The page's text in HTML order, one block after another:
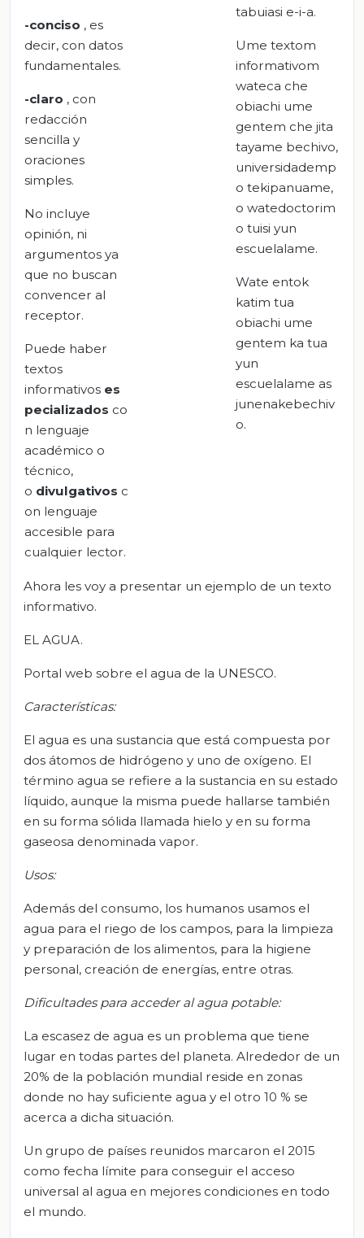
-conciso , es
decir, con datos
fundamentales.
-claro , con
redacción
sencilla y
oraciones
simples.
No incluye
opinión, ni
argumentos ya
que no buscan
convencer al
receptor.
Puede haber
textos
informativos es
pecializados co
n lenguaje
académico o
técnico,
o divulgativos c
on lenguaje
accesible para
cualquier lector.
tabuiasi e-i-a.
Ume textom
informativom
wateca che
obiachi ume
gentem che jita
tayame bechivo,
universidademp
o tekipanuame,
o watedoctorim
o tuisi yun
escuelalame.
Wate entok
katim tua
obiachi ume
gentem ka tua
yun
escuelalame as
junenakebechiv
o.
Ahora les voy a presentar un ejemplo de un texto
informativo.
EL AGUA.
Portal web sobre el agua de la UNESCO.
Características:
El agua es una sustancia que está compuesta por
dos átomos de hidrógeno y uno de oxígeno. El
término agua se refiere a la sustancia en su estado
líquido, aunque la misma puede hallarse también
en su forma sólida llamada hielo y en su forma
gaseosa denominada vapor.
Usos:
Además del consumo, los humanos usamos el
agua para el riego de los campos, para la limpieza
y preparación de los alimentos, para la higiene
personal, creación de energías, entre otras.
Dificultades para acceder al agua potable:
La escasez de agua es un problema que tiene
lugar en todas partes del planeta. Alrededor de un
20% de la población mundial reside en zonas
donde no hay suficiente agua y el otro 10 % se
acerca a dicha situación.
Un grupo de países reunidos marcaron el 2015
como fecha límite para conseguir el acceso
universal al agua en mejores condiciones en todo
el mundo.